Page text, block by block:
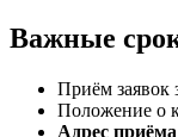
Важные
Приём заявок
Положение о
Адрес